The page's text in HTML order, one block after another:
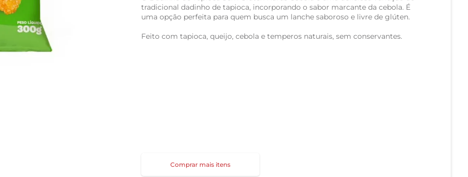
tradicional dadinho de tapioca, incorporando o sabor marcante da cebola. É
uma opção perfeita para quem busca um lanche saboroso e livre de glúten.
Feito com tapioca, queijo, cebola e temperos naturais, sem conservantes.
Comprar mais itens